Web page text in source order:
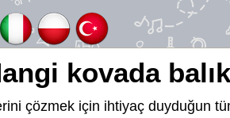
kovada
çözmek için ihtiyaç duyduğun